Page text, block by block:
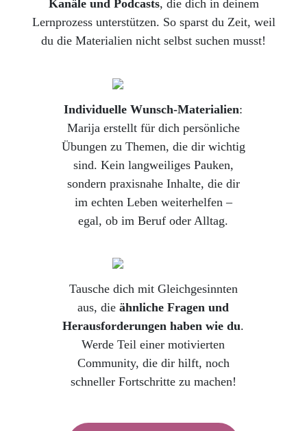
Kanäle und Podcasts, die dich in deinem
Lernprozess unterstützen. So sparst du Zeit, weil
du die Materialien nicht selbst suchen musst!
Individuelle Wunsch-Materialien:
Marija erstellt für dich persönliche
Übungen zu Themen, die dir wichtig
sind. Kein langweiliges Pauken,
sondern praxisnahe Inhalte, die dir
im echten Leben weiterhelfen –
egal, ob im Beruf oder Alltag.
Tausche dich mit Gleichgesinnten
aus, dieähnliche Fragen und
Herausforderungen haben wie du.
Werde Teil einer motivierten
Community, die dir hilft, noch
schneller Fortschritte zu machen!